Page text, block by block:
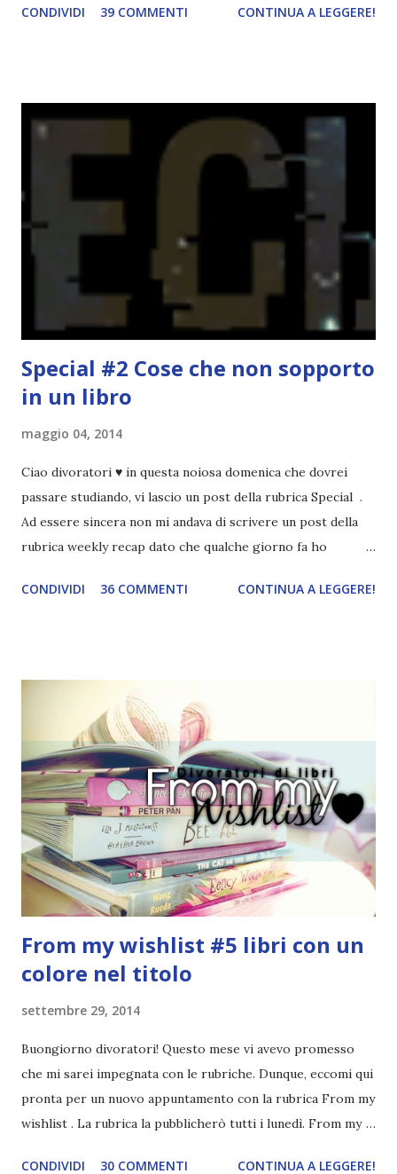
una rubrica per tenere sotto controllo le reading
spaziare con i generi letterari e non limitarmi al fantasy.
Per farvi un esempio nel 2015 mi sembra di aver letto
troppi libri impegnativi e davvero pochi libri "leggeri", il
che non è sempre un bene. Credo che sia stata la principale
causa per il mio calo di letture. Comunque, ogni mese -
nessun giorno fisso, però - pubblicherò questo post.
Spero che la rubrica sia di vostro gradimento. GENNAIO
TBR+OBIETTIVI Questa è la mia tbr del mese...
CONDIVIDI 39 COMMENTI CONTINUA A LEGGERE!
Special #2 Cose che non sopporto
in un libro
maggio 04, 2014
Ciao divoratori ♥ in questa noiosa domenica che dovrei
passare studiando, vi lascio un post della rubrica Special .
Ad essere sincera non mi andava di scrivere un post della
rubrica weekly recap dato che qualche giorno fa ho
troppo creare un nuovo banner xD Nella puntata di oggi vi
di dire in un libro? Ad esempio, i capelli arruffati . TUTTI I
RAGAZZI nei libri hanno i capelli arruffati. Vabbè, c'è crisi, il
pettine costa. Dovrei regalarglielo io uno. O magari del gel.
Fatto sta che nella realtà i ragazzi con i capelli così
sembrano degli scappati di casa. Ah, poi ci sono le ciocche
ribelli. Che monelli, che trasgry. Oppure tutti i personaggi
dei libri sono dei grandi lettori, fatto sta che io non ho mai
trovato una scena in ...
CONDIVIDI 36 COMMENTI CONTINUA A LEGGERE!
From my wishlist #5 libri con un
colore nel titolo
settembre 29, 2014
Buongiorno divoratori! Questo mese vi avevo promesso
che mi sarei impegnata con le rubriche. Dunque, eccomi qui
pronta per un nuovo appuntamento con la rubrica From my
wishlist . La rubrica la pubblicherò tutti i lunedì. From my
CONDIVIDI 30 COMMENTI CONTINUA A LEGGERE!